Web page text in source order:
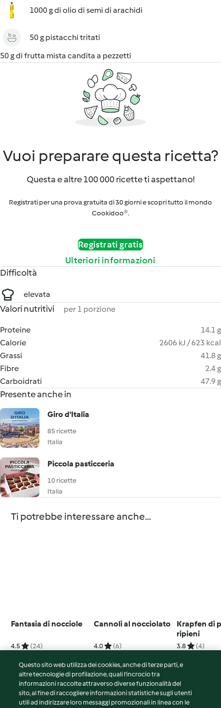
1000 g di olio di semi di arachidi
50 g pistacchi tritati
50 g di frutta mista candita a pezzetti
Vuoi preparare questa ricetta?
Questa e altre 100 000 ricette ti aspettano!
Registrati per una prova gratuita di 30 giorni e scopri tutto il mondo
Cookidoo®.
Registrati gratis
Ulteriori informazioni
Difficoltà
elevata
Valori nutritivi per 1 porzione
Proteine
14.1 g
Calorie
2606 kJ / 623 kcal
Grassi
41.8 g
Fibre
2.4 g
Carboidrati
47.9 g
Presente anche in
Giro d'Italia
85 ricette
Italia
Piccola pasticceria
10 ricette
Italia
Ti potrebbe interessare anche...
Fantasia di nocciole
4.5 (24)
Cannoli al nocciolato
4.0 (6)
Krapfen di
ripieni
3.8 (4)
© Copyright 2026
Questo sito web utilizza dei cookies, anche di terze parti, e
altre tecnologie di profilazione, quali l’incrocio tra
informazioni raccolte attraverso diverse funzionalità del
sito, al fine di raccogliere informazioni statistiche sugli utenti
utili ad indirizzare loro messaggi promozionali in linea con le